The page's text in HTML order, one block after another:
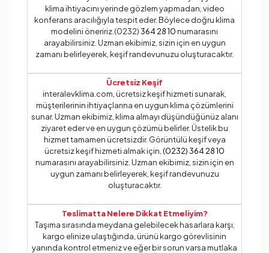
klima ihtiyacını yerinde gözlem yapmadan, video
konferans aracılığıyla tespit eder. Böylece doğru klima
modelini öneririz.(0232)364 28 10numarasını
arayabilirsiniz. Uzman ekibimiz, sizin için en uygun
zamanı belirleyerek, keşif randevunuzu oluşturacaktır.
Ücretsiz Keşif
interalevklima.com, ücretsiz keşif hizmeti sunarak,
müşterilerinin ihtiyaçlarına en uygun klima çözümlerini
sunar. Uzman ekibimiz, klima almayı düşündüğünüz alanı
ziyaret eder ve en uygun çözümü belirler. Üstelik bu
hizmet tamamen ücretsizdir. Görüntülü keşif veya
ücretsiz keşif hizmeti almak için, (0232) 364 28 10
numarasını arayabilirsiniz. Uzman ekibimiz, sizin için en
uygun zamanı belirleyerek, keşif randevunuzu
oluşturacaktır.
Teslimatta Nelere Dikkat Etmeliyim?
Taşıma sırasında meydana gelebilecek hasarlara karşı,
kargo elinize ulaştığında, ürünü kargo görevlisinin
yanında kontrol etmeniz ve eğer bir sorun varsa mutlaka